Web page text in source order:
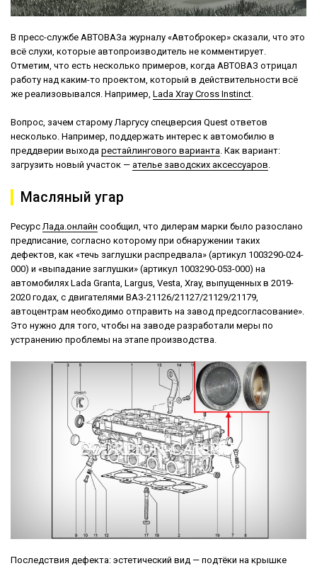
В пресс-службе АВТОВАЗа журналу «Автоброкер» сказали, что это
всё слухи, которые автопроизводитель не комментирует.
Отметим, что есть несколько примеров, когда АВТОВАЗ отрицал
работу над каким-то проектом, который в действительности всё
же реализовывался. Например, Lada Xray Cross Instinct
Вопрос, зачем старому Ларгусу спецверсия Quest ответов
несколько. Например, поддержать интерес к автомобилю в
преддверии выхода рестайлингового варианта . Как вариант:
загрузить новый участок — ателье заводских аксессуаров
Масляный угар
Ресурс Лада.онлайн сообщил, что дилерам марки было разослано
предписание, согласно которому при обнаружении таких
дефектов, как «течь заглушки распредвала» (артикул 1003290-024-
000) и «выпадание заглушки» (артикул 1003290-053-000) на
автомобилях Lada Granta, Largus, Vesta, Xray, выпущенных в 2019-
2020 годах, с двигателями ВАЗ-21126/21127/21129/21179,
автоцентрам необходимо отправить на завод предсогласование».
Это нужно для того, чтобы на заводе разработали меры по
устранению проблемы на этапе производства.
Последствия дефекта: эстетический вид — подтёки на крышке